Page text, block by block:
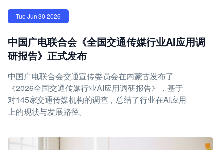
Tue Jun 30 2026
中国广电联合会《全国交通传媒行业AI应用调
研报告》正式发布
中国广电联合会交通宣传委员会在内蒙古发布了
《2026全国交通传媒行业AI应用调研报告》，基于
对145家交通传媒机构的调查，总结了行业在AI应用
上的现状与发展路径。